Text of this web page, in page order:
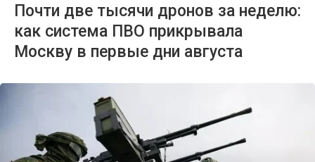
Почти две тысячи дронов за неделю:
как система ПВО прикрывала
Москву в первые дни августа